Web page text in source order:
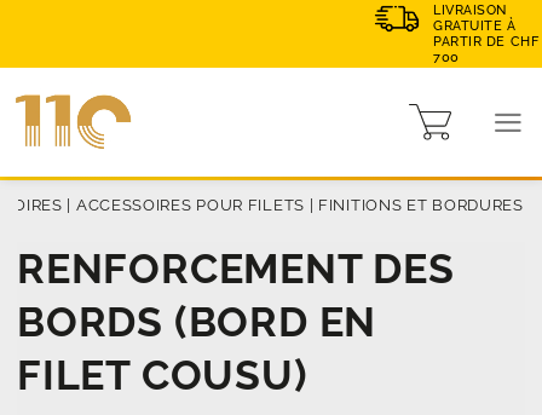
LIVRAISON
GRATUITE À
PARTIR DE CHF
700
ACCESSOIRES POUR FILETS FINITIONS ET BORDURES
RENFORCEMENT DES
BORDS (BORD EN
FILET COUSU)